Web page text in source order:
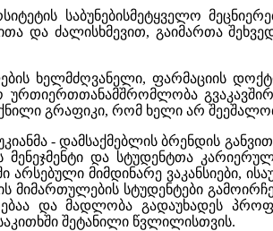
საბუნებისმეტყველო
და ძალისხმევით, გაიმართა
ხელმძღვანელი, ფარმაციის
გრაფიკი, რომ ხელი არ
-დამსაქმებლის ბრენდის
მენეჯმენტი და სტუდენტთა
არსებული მიმდინარე ვაკანსიები,
მიმართულების სტუდენტები
და მადლობა გადაუხადეს
შეტანილი წვლილისთვის.